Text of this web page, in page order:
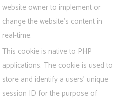
website owner to implement or
change the website's content in
real-time.
This cookie is native to PHP
applications. The cookie is used to
store and identify a users' unique
session ID for the purpose of